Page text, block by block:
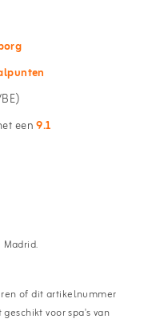
een9.1
Madrid.
of dit artikelnummer
voor spa's van